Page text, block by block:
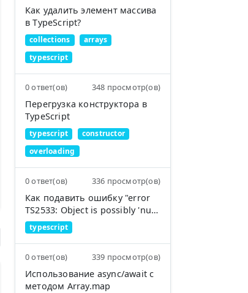
Как удалить элемент массива
в TypeScript?
collections
arrays
typescript
0 ответ(ов) 348 просмотр(ов)
Перегрузка конструктора в
TypeScript
typescript
constructor
overloading
0 ответ(ов) 336 просмотр(ов)
Как подавить ошибку "error
TS2533: Object is possibly 'null'
or 'undefined'"?
typescript
0 ответ(ов) 339 просмотр(ов)
Использование async/await с
методом Array.map